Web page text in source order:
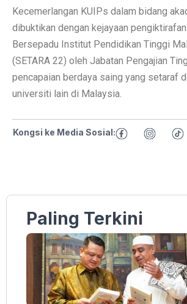
Kecemerlangan KUIPs dalam bidang
dibuktikan dengan kejayaan
Bersepadu Institut Pendidikan Tinggi
(SETARA 22) oleh Jabatan Pengajian
pencapaian berdaya saing yang setaraf
universiti lain di Malaysia.
Kongsi ke Media Sosial:
Paling Terkini